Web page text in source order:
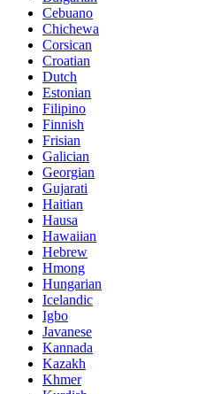
Cebuano
Chichewa
Corsican
Croatian
Dutch
Estonian
Filipino
Finnish
Frisian
Galician
Georgian
Gujarati
Haitian
Hausa
Hawaiian
Hebrew
Hmong
Hungarian
Icelandic
Igbo
Javanese
Kannada
Kazakh
Khmer